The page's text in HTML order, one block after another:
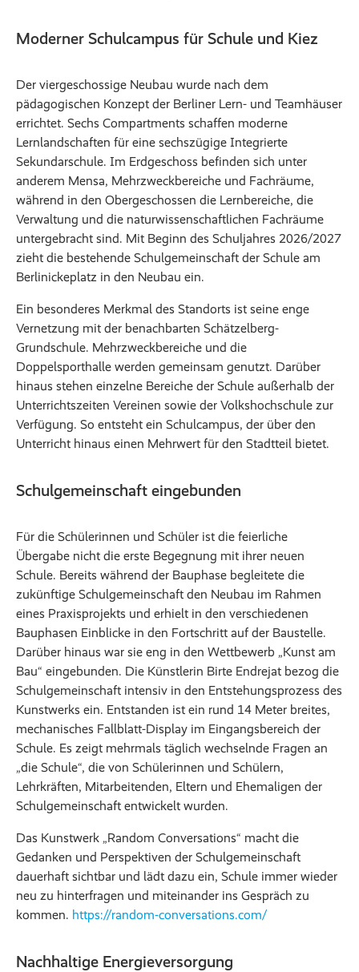
Moderner Schulcampus für Schule und Kiez
Der viergeschossige Neubau wurde nach dem
pädagogischen Konzept der Berliner Lern- und Teamhäuser
errichtet. Sechs Compartments schaffen moderne
Lernlandschaften für eine sechszügige Integrierte
Sekundarschule. Im Erdgeschoss befinden sich unter
anderem Mensa, Mehrzweckbereiche und Fachräume,
während in den Obergeschossen die Lernbereiche, die
Verwaltung und die naturwissenschaftlichen Fachräume
untergebracht sind. Mit Beginn des Schuljahres 2026/2027
zieht die bestehende Schulgemeinschaft der Schule am
Berlinickeplatz in den Neubau ein.
Ein besonderes Merkmal des Standorts ist seine enge
Vernetzung mit der benachbarten Schätzelberg-
Grundschule. Mehrzweckbereiche und die
Doppelsporthalle werden gemeinsam genutzt. Darüber
hinaus stehen einzelne Bereiche der Schule außerhalb der
Unterrichtszeiten Vereinen sowie der Volkshochschule zur
Verfügung. So entsteht ein Schulcampus, der über den
Unterricht hinaus einen Mehrwert für den Stadtteil bietet.
Schulgemeinschaft eingebunden
Für die Schülerinnen und Schüler ist die feierliche
Übergabe nicht die erste Begegnung mit ihrer neuen
Schule. Bereits während der Bauphase begleitete die
zukünftige Schulgemeinschaft den Neubau im Rahmen
eines Praxisprojekts und erhielt in den verschiedenen
Bauphasen Einblicke in den Fortschritt auf der Baustelle.
Darüber hinaus war sie eng in den Wettbewerb „Kunst am
Bau“ eingebunden. Die Künstlerin Birte Endrejat bezog die
Schulgemeinschaft intensiv in den Entstehungsprozess des
Kunstwerks ein. Entstanden ist ein rund 14 Meter breites,
mechanisches Fallblatt-Display im Eingangsbereich der
Schule. Es zeigt mehrmals täglich wechselnde Fragen an
„die Schule“, die von Schülerinnen und Schülern,
Lehrkräften, Mitarbeitenden, Eltern und Ehemaligen der
Schulgemeinschaft entwickelt wurden.
Das Kunstwerk „Random Conversations“ macht die
Gedanken und Perspektiven der Schulgemeinschaft
dauerhaft sichtbar und lädt dazu ein, Schule immer wieder
neu zu hinterfragen und miteinander ins Gespräch zu
kommen. https://random-conversations.com/
Nachhaltige Energieversorgung